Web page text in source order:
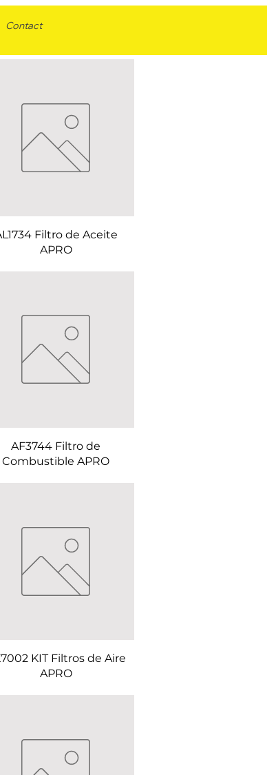
Contact
Filtro de Aceite
APRO
AF3744 Filtro de
Combustible APRO
KIT Filtros de Aire
APRO